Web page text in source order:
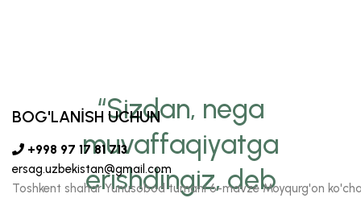
“Sizdan, nega
muvaffaqiyatga
erishdingiz, deb
BOG'LANİSH UCHUN
+998 97 17 81 713
ersag.uzbekistan@gmail.com
Toshkent shahar Yunusobod tumani 6-mavze Moyqurg'on